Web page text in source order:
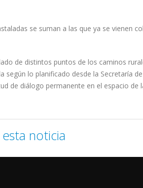
se suman a las que ya se vienen
de distintos puntos de los caminos
según lo planificado desde la Secretaría
de diálogo permanente en el espacio de
noticia